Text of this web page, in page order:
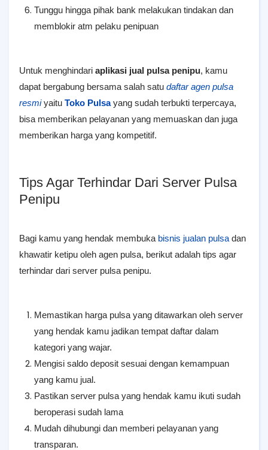
Tunggu hingga pihak bank melakukan tindakan dan
memblokir atm pelaku penipuan
Untuk menghindari aplikasi jual pulsa penipu, kamu
dapat bergabung bersama salah satu daftar agen pulsa
resmiyaitu Toko Pulsayang sudah terbukti terpercaya,
bisa memberikan pelayanan yang memuaskan dan juga
memberikan harga yang kompetitif.
Tips Agar Terhindar Dari Server Pulsa
Penipu
Bagi kamu yang hendak membuka bisnis jualan pulsa dan
khawatir ketipu oleh agen pulsa, berikut adalah tips agar
terhindar dari server pulsa penipu.
Memastikan harga pulsa yang ditawarkan oleh server
yang hendak kamu jadikan tempat daftar dalam
kategori yang wajar.
Mengisi saldo deposit sesuai dengan kemampuan
yang kamu jual.
Pastikan server pulsa yang hendak kamu ikuti sudah
beroperasi sudah lama
Mudah dihubungi dan memberi pelayanan yang
transparan.